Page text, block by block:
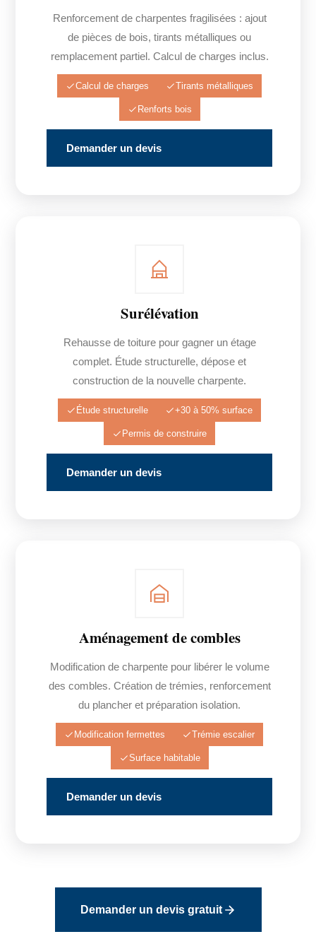
Renforcement de charpentes fragilisées : ajout
de pièces de bois, tirants métalliques ou
remplacement partiel. Calcul de charges inclus.
Calcul de charges Tirants métalliques
Renforts bois
Demander un devis
Surélévation
Rehausse de toiture pour gagner un étage
complet. Étude structurelle, dépose et
construction de la nouvelle charpente.
Étude structurelle +30 à 50% surface
Permis de construire
Demander un devis
Aménagement de combles
Modification de charpente pour libérer le volume
des combles. Création de trémies, renforcement
du plancher et préparation isolation.
Modification fermettes Trémie escalier
Surface habitable
Demander un devis
Demander un devis gratuit